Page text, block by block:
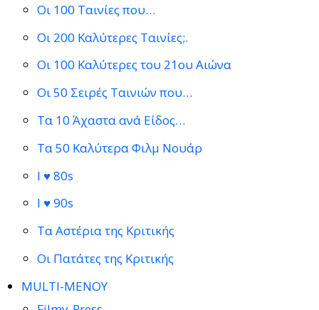
Οι 100 Ταινίες που…
Οι 200 Καλύτερες Ταινίες;.
Οι 100 Καλύτερες του 21ου Αιώνα
Οι 50 Σειρές Ταινιών που…
Τα 10 Άχαστα ανά Είδος…
Τα 50 Καλύτερα Φιλμ Νουάρ
I ♥ 80s
I ♥ 90s
Τα Αστέρια της Κριτικής
Οι Πατάτες της Κριτικής
MULTI-ΜΕΝΟΥ